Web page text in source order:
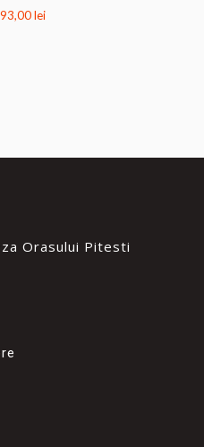
lei
Orasului Pitesti